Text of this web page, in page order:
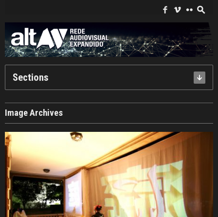
f i c s
Sections
ImageArchives